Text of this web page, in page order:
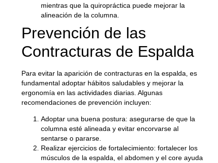
mientras que la quiropráctica puede mejorar la
alineación de la columna.
Prevención de las
Contracturas de Espalda
Para evitar la aparición de contracturas en la espalda, es
fundamental adoptar hábitos saludables y mejorar la
ergonomía en las actividades diarias. Algunas
recomendaciones de prevención incluyen:
Adoptar una buena postura: asegurarse de que la
columna esté alineada y evitar encorvarse al
sentarse o pararse.
Realizar ejercicios de fortalecimiento: fortalecer los
músculos de la espalda, el abdomen y el core ayuda